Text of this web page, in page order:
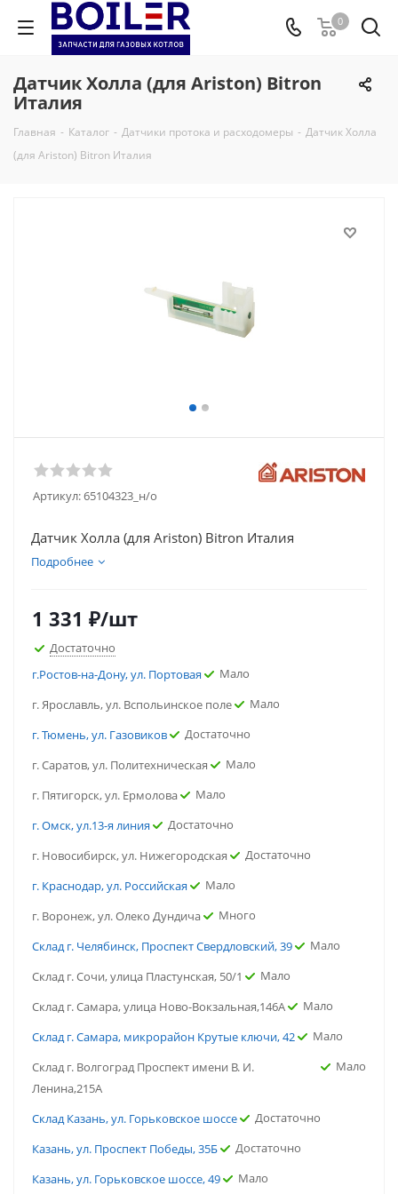
0
Датчик Холла (для Ariston) Bitron
Италия
Главная - Каталог - Датчики протока и расходомеры - Датчик Холла
(для Ariston) Bitron Италия
Артикул:65104323_н/о
Датчик Холла (для Ariston) Bitron Италия
Подробнее
1 331 ₽/шт
Достаточно
г.Ростов-на-Дону, ул. Портовая
Мало
г. Ярославль, ул. Вспольинское поле
Мало
г. Тюмень, ул. Газовиков
Достаточно
г. Саратов, ул. Политехническая
Мало
г. Пятигорск, ул. Ермолова
Мало
г. Омск, ул.13-я линия
Достаточно
г. Новосибирск, ул. Нижегородская
Достаточно
г. Краснодар, ул. Российская
Мало
г. Воронеж, ул. Олеко Дундича
Много
Склад г. Челябинск, Проспект Свердловский, 39
Мало
Склад г. Сочи, улица Пластунская, 50/1
Мало
Склад г. Самара, улица Ново-Вокзальная,146А
Мало
Склад г. Самара, микрорайон Крутые ключи, 42
Мало
Склад г. Волгоград Проспект имени В. И.
Ленина,215А
Мало
Склад Казань, ул. Горьковское шоссе
Достаточно
Казань, ул. Проспект Победы, 35Б
Достаточно
Казань, ул. Горьковское шоссе, 49
Мало